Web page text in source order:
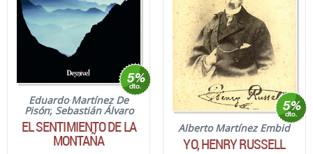
Eduardo Martínez De
Pisón; Sebastián Álvaro
EL SENTIMIENTO DE LA
MONTAÑA
Alberto Martínez Embid
YO, HENRY RUSSELL